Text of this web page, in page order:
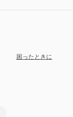
困ったときに